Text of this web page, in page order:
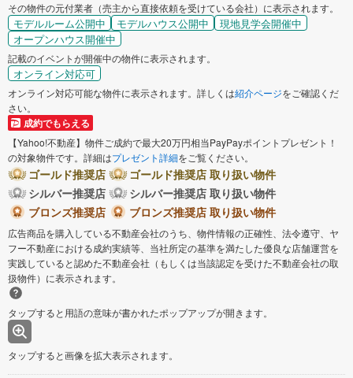
その物件の元付業者（売主から直接依頼を受けている会社）に表示されます。
モデルルーム公開中 モデルハウス公開中
現地見学会開催中
オープンハウス開催中
記載のイベントが開催中の物件に表示されます。
オンライン対応可
オンライン対応可能な物件に表示されます。詳しくは紹介ページをご確認くだ
さい。
成約でもらえる
【Yahoo!不動産】物件ご成約で最大20万円相当PayPayポイントプレゼント！
の対象物件です。詳細はプレゼント詳細をご覧ください。
ゴールド推奨店
ゴールド推奨店 取り扱い物件
シルバー推奨店
シルバー推奨店 取り扱い物件
ブロンズ推奨店
ブロンズ推奨店 取り扱い物件
広告商品を購入している不動産会社のうち、物件情報の正確性、法令遵守、ヤ
フー不動産における成約実績等、当社所定の基準を満たした優良な店舗運営を
実践していると認めた不動産会社（もしくは当該認定を受けた不動産会社の取
扱物件）に表示されます。
タップすると用語の意味が書かれたポップアップが開きます。
タップすると画像を拡大表示されます。